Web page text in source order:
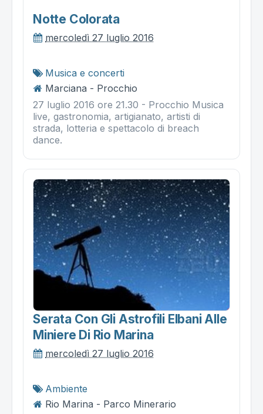
Notte Colorata
mercoledì 27 luglio 2016
Musica e concerti
Marciana - Procchio
27 luglio 2016 ore 21.30 - Procchio Musica
live, gastronomia, artigianato, artisti di
strada, lotteria e spettacolo di breach
dance.
Serata Con Gli Astrofili Elbani Alle
Miniere Di Rio Marina
mercoledì 27 luglio 2016
Ambiente
Rio Marina - Parco Minerario